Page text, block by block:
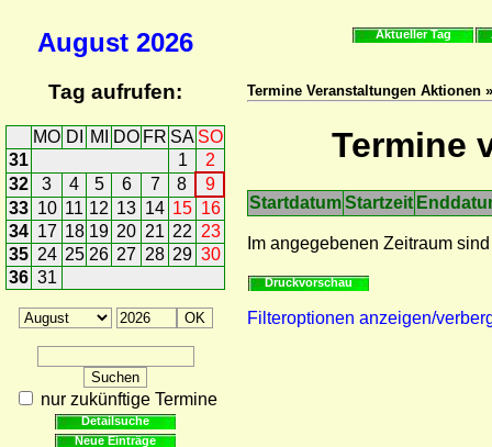
August 2026
Tag aufrufen:
MO DI MI DO FR SA SO
31
1
2
32
3 4 5 6 7 8
9
33 10 11 12 13 14 15 16
34 17 18 19 20 21 22 23
35 24 25 26 27 28 29 30
36 31
nur zukünftige Termine
Detailsuche
Neue Einträge
Aktueller Tag
Termine Veranstaltungen Aktionen
Termine
StartdatumStartzeit
Im angegebenen Zeitraum
Druckvorschau
Filteroptionen anzeigen/